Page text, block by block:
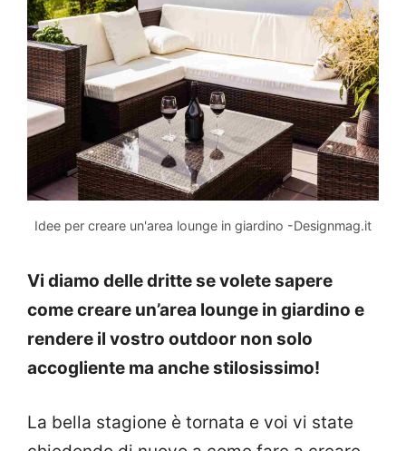
Idee per creare un'area lounge in giardino -Designmag.it
Vi diamo delle dritte se volete sapere
come creare un’area lounge in giardino e
rendere il vostro outdoor non solo
accogliente ma anche stilosissimo!
La bella stagione è tornata e voi vi state